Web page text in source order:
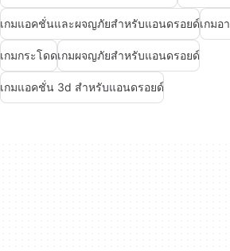
เกมแอคชั่นและผจญภัยสำหรับแอนดรอยด์เกมอ
เกมกระโดดเกมผจญภัยสำหรับแอนดรอยด์
เกมแอคชั่น 3d สำหรับแอนดรอยด์